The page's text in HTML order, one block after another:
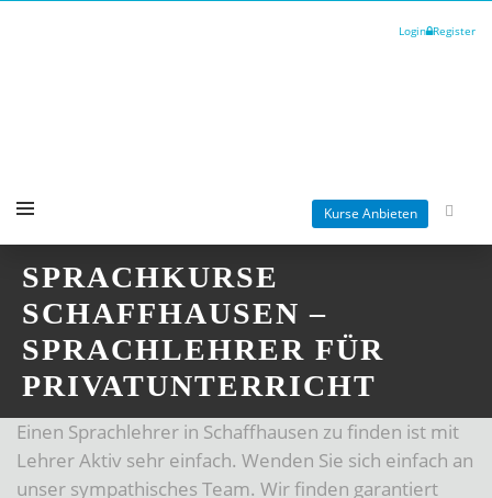
Login Register
Kurse Anbieten
SPRACHKURSE
SCHAFFHAUSEN –
SPRACHLEHRER FÜR
PRIVATUNTERRICHT
Einen Sprachlehrer in Schaffhausen zu finden ist mit
Lehrer Aktiv sehr einfach. Wenden Sie sich einfach an
unser sympathisches Team. Wir finden garantiert